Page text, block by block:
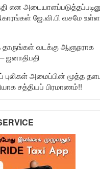
என
ஜே.வி.பி வசமே
தாருங்கள் வடக்கு ஆளுநராக
ஜனாதிபதி
புலிகள் அமைப்பின் மூத்த
சத்தியப் பிரமாணம்!!